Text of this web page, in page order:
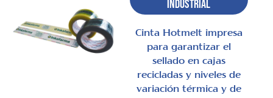
Industrial
Cinta Hotmelt impresa
para garantizar el
sellado en cajas
recicladas y niveles de
variación térmica y de